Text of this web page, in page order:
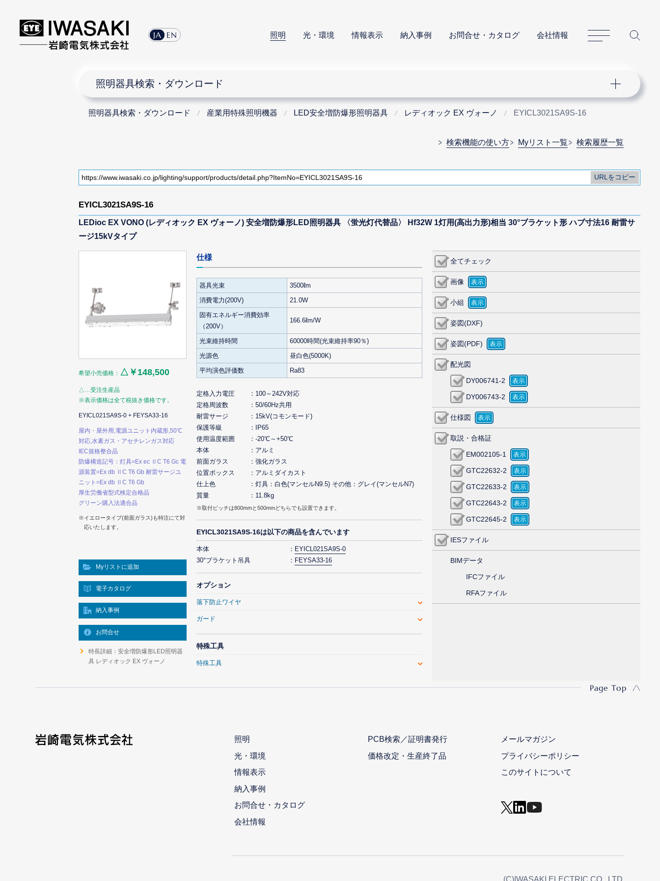
JA EN 照明 光・環境 情報表示 納入事例 お問合せ・カタログ 会社情報
サイトマップ
照明器具検索・ダウンロード
照明器具検索・ダウンロード 産業用特殊照明機器 LED安全増防爆形照明器具 レディオック EX ヴォーノ EYICL3021SA9S-16
検索機能の使い方 Myリスト一覧 検索履歴一覧
EYICL3021SA9S-16
LEDioc EX VONO (レディオック EX ヴォーノ) 安全増防爆形LED照明器具 〈蛍光灯代替品〉 Hf32W 1灯用(高出力形)相当 30°ブラケット形 ハブ寸法16 耐雷サ
ージ15kVタイプ
希望小売価格： △￥148,500
△…受注生産品
※表示価格は全て税抜き価格です。
EYICL021SA9S-0 + FEYSA33-16
屋内・屋外用,電源ユニット内蔵形,50℃
対応,水素ガス・アセチレンガス対応
IEC規格整合品
防爆構造記号：灯具=Ex ec ⅡC T6 Gc 電
源装置=Ex db ⅡC T6 Gb 耐雷サージユ
ニット=Ex db ⅡC T6 Gb
厚生労働省型式検定合格品
グリーン購入法適合品
※イエロータイプ(前面ガラス)も特注にて対
応いたします。
Myリストに追加
電子カタログ
納入事例
お問合せ
特長詳細：安全増防爆形LED照明器
具 レディオック EX ヴォーノ
全てチェック
画像
小組
姿図(DXF)
姿図(PDF)
配光図
DY006741-2
DY006743-2
仕様図
取説・合格証
EM002105-1
GTC22632-2
GTC22633-2
GTC22643-2
GTC22645-2
IESファイル
BIMデータ
IFCファイル
RFAファイル
仕様
器具光束
3500ℓm
消費電力(200V)
21.0W
固有エネルギー消費効率
（200V）
166.6ℓm/W
光束維持時間
60000時間(光束維持率90％)
光源色
昼白色(5000K)
平均演色評価数
Ra83
定格入力電圧
100～242V対応
定格周波数
50/60Hz共用
耐雷サージ
15kV(コモンモード)
保護等級
IP65
使用温度範囲
-20℃～+50℃
本体
アルミ
前面ガラス
強化ガラス
位置ボックス
アルミダイカスト
仕上色
灯具：白色(マンセルN9.5) その他：グレイ(マンセルN7)
質量
11.8kg
※取付ピッチは800mmと500mmどちらでも設置できます。
EYICL3021SA9S-16は以下の商品を含んでいます
本体
EYICL021SA9S-0
30°ブラケット吊具
FEYSA33-16
オプション
落下防止ワイヤ
ガード
特殊工具
特殊工具
Page Top
照明
光・環境
情報表示
納入事例
お問合せ・カタログ
会社情報
PCB検索／証明書発行
価格改定・生産終了品
メールマガジン
プライバシーポリシー
このサイトについて
(C)IWASAKI ELECTRIC CO., LTD.